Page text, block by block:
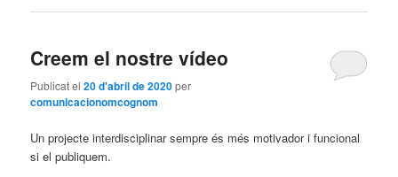
Creem el nostre vídeo
Publicat el20 d'abril de 2020per
comunicacionomcognom
Un projecte interdisciplinar sempre és més motivador i funcional
si el publiquem.